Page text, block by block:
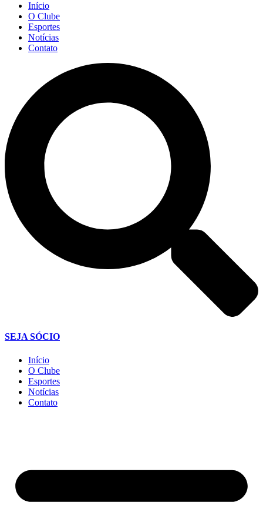
Início
O Clube
Esportes
Notícias
Contato
SEJA SÓCIO
Início
O Clube
Esportes
Notícias
Contato